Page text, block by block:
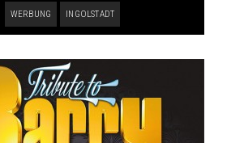
WERBUNG INGOLSTADT